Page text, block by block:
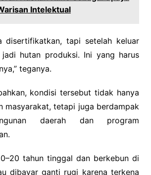
Intelektual
disertifikatkan, tapi setelah keluar
jadi hutan produksi. Ini yang harus
teganya.
kondisi tersebut tidak hanya
masyarakat, tetapi juga berdampak
daerah dan program
tahun tinggal dan berkebun di
dibayar ganti rugi karena terkena